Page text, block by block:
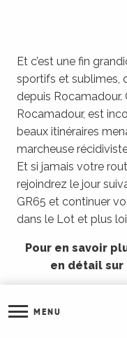
MENU
Et c’est une fin
sportifs et sublimes,
depuis Rocamadour.
Rocamadour, est
beaux itinéraires
marcheuse récidiviste
Et si jamais votre
rejoindrez le jour
GR65 et continuer
dans le Lot et plus
Pour en savoir
en détail sur